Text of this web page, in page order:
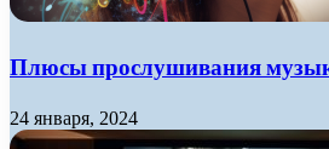
Плюсы прослушивания
24 января, 2024